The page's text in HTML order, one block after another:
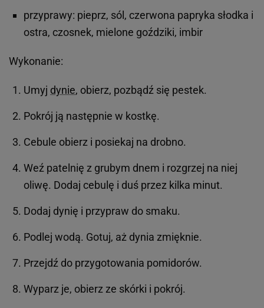
przyprawy: pieprz, sól, czerwona papryka słodka i
ostra, czosnek, mielone goździki, imbir
Wykonanie:
Umyj dynie, obierz, pozbądź się pestek.
Pokrój ją następnie w kostkę.
Cebule obierz i posiekaj na drobno.
Weź patelnię z grubym dnem i rozgrzej na niej
oliwę. Dodaj cebulę i duś przez kilka minut.
Dodaj dynię i przypraw do smaku.
Podlej wodą. Gotuj, aż dynia zmięknie.
Przejdź do przygotowania pomidorów.
Wyparz je, obierz ze skórki i pokrój.